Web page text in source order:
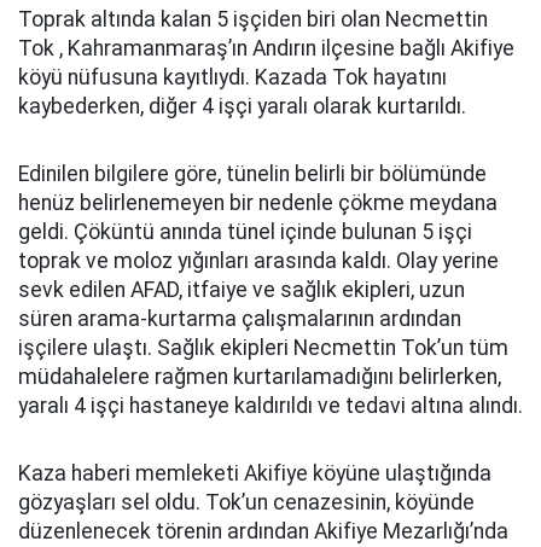
Toprak altında kalan 5 işçiden biri olan Necmettin
Tok , Kahramanmaraş’ın Andırın ilçesine bağlı Akifiye
köyü nüfusuna kayıtlıydı. Kazada Tok hayatını
kaybederken, diğer 4 işçi yaralı olarak kurtarıldı.
Edinilen bilgilere göre, tünelin belirli bir bölümünde
henüz belirlenemeyen bir nedenle çökme meydana
geldi. Çöküntü anında tünel içinde bulunan 5 işçi
toprak ve moloz yığınları arasında kaldı. Olay yerine
sevk edilen AFAD, itfaiye ve sağlık ekipleri, uzun
süren arama-kurtarma çalışmalarının ardından
işçilere ulaştı. Sağlık ekipleri Necmettin Tok’un tüm
müdahalelere rağmen kurtarılamadığını belirlerken,
yaralı 4 işçi hastaneye kaldırıldı ve tedavi altına alındı.
Kaza haberi memleketi Akifiye köyüne ulaştığında
gözyaşları sel oldu. Tok’un cenazesinin, köyünde
düzenlenecek törenin ardından Akifiye Mezarlığı’nda